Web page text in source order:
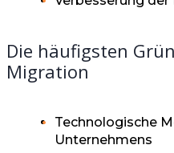
Die häufigsten
Migration
Technologische
Unternehmens